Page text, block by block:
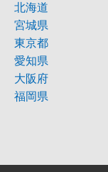
北海道
宮城県
東京都
愛知県
大阪府
福岡県